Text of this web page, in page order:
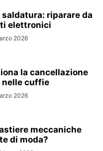
saldatura: riparare da
elettronici
2026
la cancellazione
nelle cuffie
2026
meccaniche
di moda?